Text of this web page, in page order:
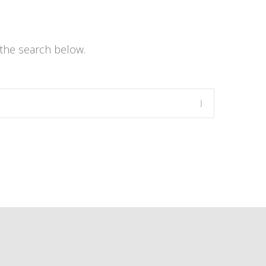
search below.